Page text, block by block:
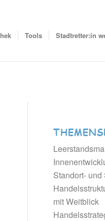
Tools Stadtretter:in
Standort-
mit Weitblick